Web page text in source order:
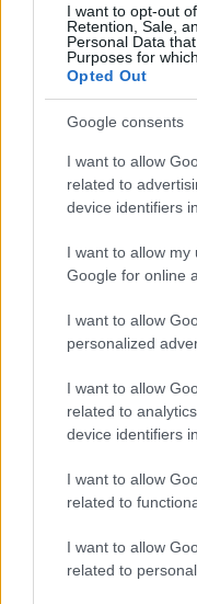
I want to opt-out
Retention, Sale,
Personal Data
Purposes for
Opted Out
Google consents
I want to allow
related to
device identifiers
I want to allow
Google for online
I want to allow
personalized
I want to allow
related to
device identifiers
I want to allow
related to
I want to allow
related to
3 zodiaka zīmes
nedēļas nogalē
“nodos uguņus”, bet
mājās
Atcelt